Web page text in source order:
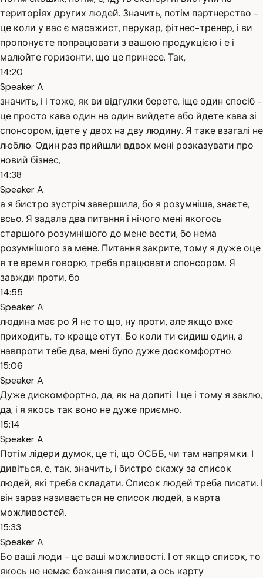
територіях других людей. Значить, потім партнерство -
це коли у вас є масажист, перукар, фітнес-тренер, і ви
пропонуєте попрацювати з вашою продукцією і е і
малюйте горизонти, що це принесе. Так,
14:20
Speaker A
значить, і і тоже, як ви відгулки берете, іще один спосіб -
це просто кава один на один вийдете або йдете кава зі
спонсором, ідете у двох на дву людину. Я таке взагалі не
люблю. Один раз прийшли вдвох мені розказувати про
новий бізнес,
14:38
Speaker A
а я бистро зустріч завершила, бо я розумніша, знаєте,
всьо. Я задала два питання і нічого мені якогось
старшого розумнішого до мене вести, бо нема
розумнішого за мене. Питання закрите, тому я дуже оце
я те время говорю, треба працювати спонсором. Я
завжди проти, бо
14:55
Speaker A
людина має ро Я не то що, ну проти, але якщо вже
приходить, то краще отут. Бо коли ти сидиш один, а
навпроти тебе два, мені було дуже доскомфортно.
15:06
Speaker A
Дуже дискомфортно, да, як на допиті. І це і тому я заклю,
да, і я якось так воно не дуже приємно.
15:14
Speaker A
Потім лідери думок, це ті, що ОСББ, чи там напрямки. І
дивіться, е, так, значить, і бистро скажу за список
людей, які треба складати. Список людей треба писати. І
він зараз називається не список людей, а карта
можливостей.
15:33
Speaker A
Бо ваші люди - це ваші можливості. І от якщо список, то
якось не немає бажання писати, а ось карту